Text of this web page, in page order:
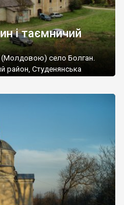
і таємничий
(Молдовою) село Болган.
район, Студенянська
хрестами. Всі епітафії, які
церковнослов’янською
– цвинтар
століттям. У 1924-1940